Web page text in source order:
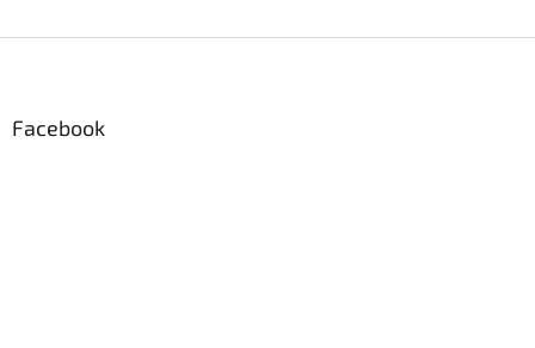
Facebook